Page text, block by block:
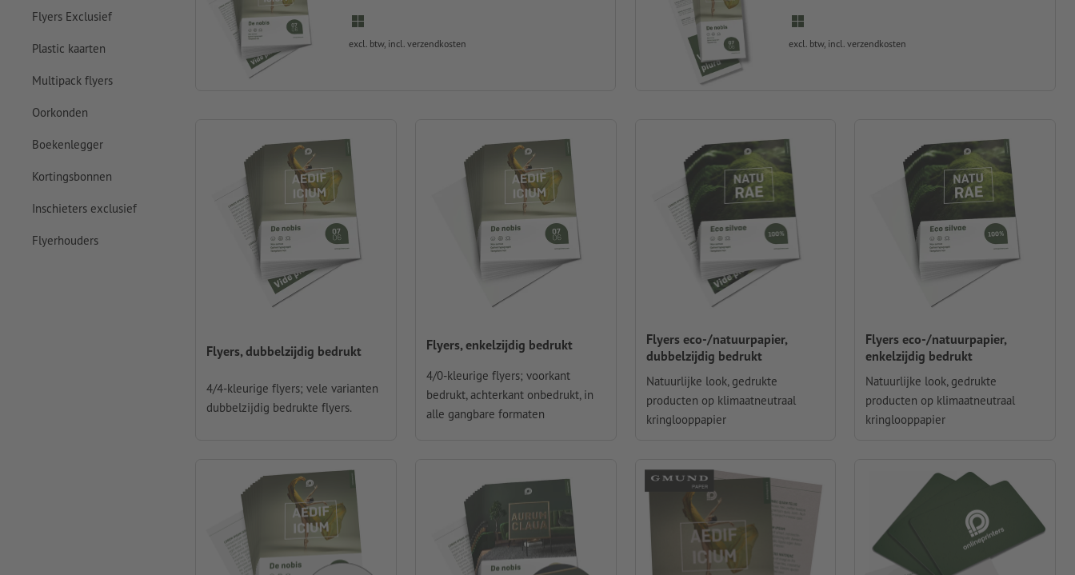
Flyers Exclusief
Plastic kaarten
Multipack flyers
Oorkonden
Boekenlegger
Kortingsbonnen
Inschieters exclusief
Flyerhouders
excl. btw, incl. verzendkosten excl. btw, incl. verzendkosten
Flyers, dubbelzijdig bedrukt
4/4-kleurige flyers; vele varianten
dubbelzijdig bedrukte flyers.
Flyers, enkelzijdig bedrukt
4/0-kleurige flyers; voorkant
bedrukt, achterkant onbedrukt, in
alle gangbare formaten
Flyers eco-/natuurpapier,
dubbelzijdig bedrukt
Natuurlijke look, gedrukte
producten op klimaatneutraal
kringlooppapier
Flyers eco-/natuurpapier,
enkelzijdig bedrukt
Natuurlijke look, gedrukte
producten op klimaatneutraal
kringlooppapier